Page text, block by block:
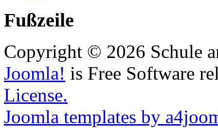
Fußzeile
Copyright © 2026 Schule
Joomla! is Free Software
License.
Joomla templates by